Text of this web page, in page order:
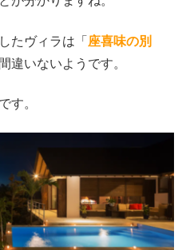
たヴィラは「 座喜味の別
違いないようです。
す。